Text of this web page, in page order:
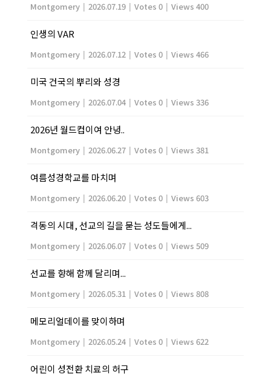
Montgomery | 2026.07.19 | Votes 0 | Views 400
인생의 VAR
Montgomery | 2026.07.12 | Votes 0 | Views 466
미국 건국의 뿌리와 성경
Montgomery | 2026.07.04 | Votes 0 | Views 336
2026년 월드컵이여 안녕..
Montgomery | 2026.06.27 | Votes 0 | Views 381
여름성경학교를 마치며
Montgomery | 2026.06.20 | Votes 0 | Views 603
격동의 시대, 선교의 길을 묻는 성도들에게...
Montgomery | 2026.06.07 | Votes 0 | Views 509
선교를 향해 함께 달리며...
Montgomery | 2026.05.31 | Votes 0 | Views 808
메모리얼데이를 맞이하며
Montgomery | 2026.05.24 | Votes 0 | Views 622
어린이 성전환 치료의 허구